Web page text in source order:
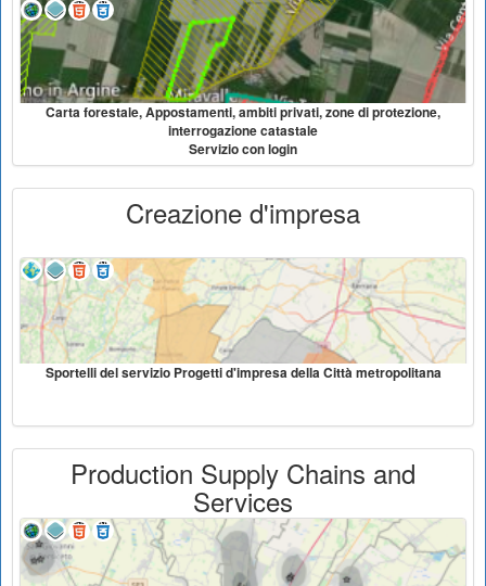
Carta forestale, Appostamenti, ambiti privati, zone di protezione,
interrogazione catastale
Servizio con login
Creazione d'impresa
Sportelli del servizio Progetti d'impresa della Città metropolitana
Production Supply Chains and
Services